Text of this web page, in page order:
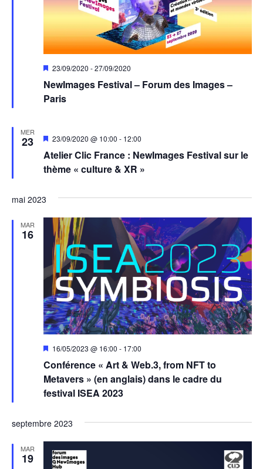
NewImages Festival – Forum des Images –
Paris
Mis
avant
23/09/2020 -27/09/2020
MER
23
Atelier Clic France : NewImages Festival sur le
thème « culture & XR »
Mis
avant
23/09/2020 @ 10:00 - 12:00
mai 2023
MAR
16
Conférence « Art & Web.3, from NFT to
Metavers » (en anglais) dans le cadre du
festival ISEA 2023
Mis
avant
16/05/2023 @ 16:00 - 17:00
septembre 2023
MAR
19